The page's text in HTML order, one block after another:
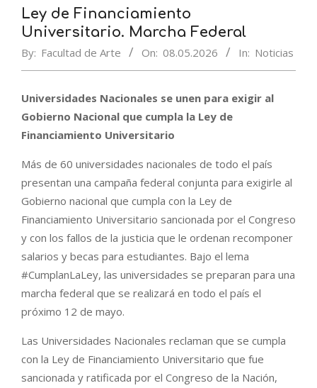
Ley de Financiamiento
Universitario. Marcha Federal
By: Facultad de Arte On: 08.05.2026 In: Noticias
Universidades Nacionales se unen para exigir al
Gobierno Nacional que cumpla la Ley de
Financiamiento Universitario
Más de 60 universidades nacionales de todo el país
presentan una campaña federal conjunta para exigirle al
Gobierno nacional que cumpla con la Ley de
Financiamiento Universitario sancionada por el Congreso
y con los fallos de la justicia que le ordenan recomponer
salarios y becas para estudiantes. Bajo el lema
#CumplanLaLey, las universidades se preparan para una
marcha federal que se realizará en todo el país el
próximo 12 de mayo.
Las Universidades Nacionales reclaman que se cumpla
con la Ley de Financiamiento Universitario que fue
sancionada y ratificada por el Congreso de la Nación,